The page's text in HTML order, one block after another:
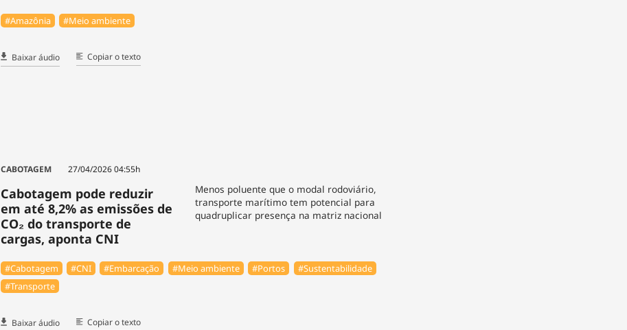
#Amazônia #Meio ambiente
Baixar áudio Copiar o texto
CABOTAGEM 27/04/2026 04:55h
Cabotagem pode reduzir
em até 8,2% as emissões de
CO₂ do transporte de
cargas, aponta CNI
Menos poluente que o modal rodoviário,
transporte marítimo tem potencial para
quadruplicar presença na matriz nacional
#Cabotagem #CNI #Embarcação #Meio ambiente #Portos
#Sustentabilidade
#Transporte
Baixar áudio Copiar o texto